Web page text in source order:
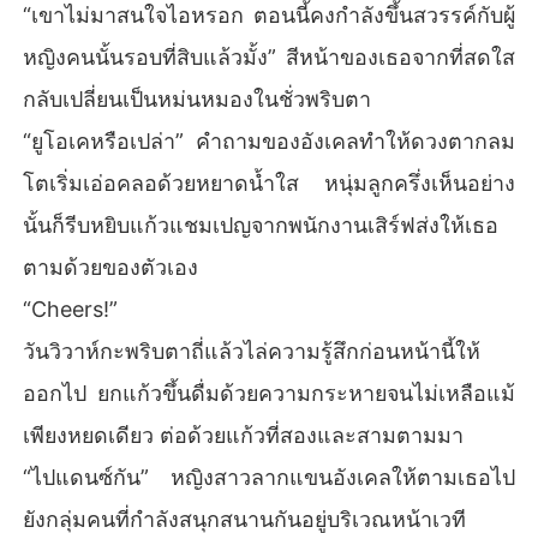
“เขาไม่มาสนใจไอหรอก ตอนนี้คงกำลังขึ้นสวรรค์กับผู้
หญิงคนนั้นรอบที่สิบแล้วมั้ง” สีหน้าของเธอจากที่สดใส
กลับเปลี่ยนเป็นหม่นหมองในชั่วพริบตา
“ยูโอเคหรือเปล่า” คำถามของอังเคลทำให้ดวงตากลม
โตเริ่มเอ่อคลอด้วยหยาดน้ำใส หนุ่มลูกครึ่งเห็นอย่าง
นั้นก็รีบหยิบแก้วแชมเปญจากพนักงานเสิร์ฟส่งให้เธอ
ตามด้วยของตัวเอง
“Cheers!”
วันวิวาห์กะพริบตาถี่แล้วไล่ความรู้สึกก่อนหน้านี้ให้
ออกไป ยกแก้วขึ้นดื่มด้วยความกระหายจนไม่เหลือแม้
เพียงหยดเดียว ต่อด้วยแก้วที่สองและสามตามมา
“ไปแดนซ์กัน” หญิงสาวลากแขนอังเคลให้ตามเธอไป
ยังกลุ่มคนที่กำลังสนุกสนานกันอยู่บริเวณหน้าเวที